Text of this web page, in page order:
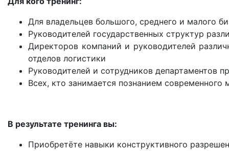
Для владельцев большого, среднего и малого
Руководителей государственных структур
Директоров компаний и руководителей
отделов логистики
Руководителей и сотрудников департаментов
Всех, кто занимается познанием
В результате тренинга вы:
Приобретёте навыки конструктивного